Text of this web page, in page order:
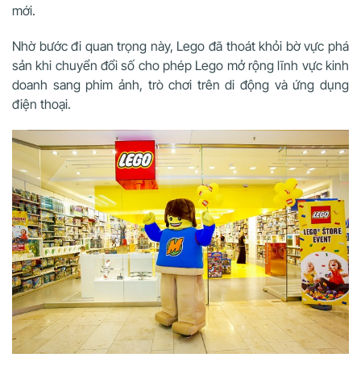
mới.
Nhờ bước đi quan trọng này, Lego đã thoát khỏi bờ vực phá
sản khi chuyển đổi số cho phép Lego mở rộng lĩnh vực kinh
doanh sang phim ảnh, trò chơi trên di động và ứng dụng
điện thoại.